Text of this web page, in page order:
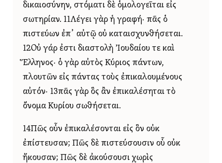
δικαιοσύνην, στόματι δὲ ὁμολογεῖται εἰς
σωτηρίαν. 11Λέγει γὰρ ἡ γραφή· πᾶς ὁ
πιστεύων ἐπ᾿ αὐτῷ οὐ καταισχυνθήσεται.
12Οὐ γάρ ἐστι διαστολὴ Ἰουδαίου τε καὶ
Ἕλληνος· ὁ γὰρ αὐτὸς Κύριος πάντων,
πλουτῶν εἰς πάντας τοὺς ἐπικαλουμένους
αὐτόν· 13πᾶς γὰρ ὃς ἂν ἐπικαλέσηται τὸ
ὄνομα Κυρίου σωθήσεται.
14Πῶς οὖν ἐπικαλέσονται εἰς ὃν οὐκ
ἐπίστευσαν; Πῶς δὲ πιστεύσουσιν οὗ οὐκ
ἤκουσαν; Πῶς δὲ ἀκούσουσι χωρὶς